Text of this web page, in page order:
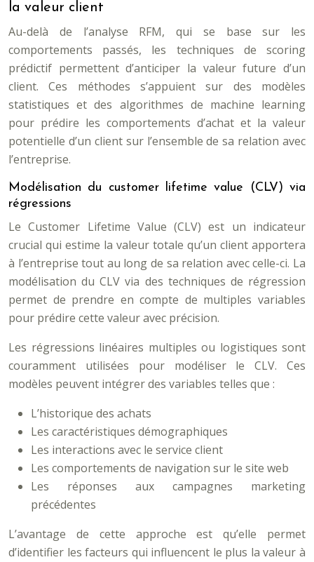
la valeur client
Au-delà de l’analyse RFM, qui se base sur les
comportements passés, les techniques de scoring
prédictif permettent d’anticiper la valeur future d’un
client. Ces méthodes s’appuient sur des modèles
statistiques et des algorithmes de machine learning
pour prédire les comportements d’achat et la valeur
potentielle d’un client sur l’ensemble de sa relation avec
l’entreprise.
Modélisation du customer lifetime value (CLV) via
régressions
Le Customer Lifetime Value (CLV) est un indicateur
crucial qui estime la valeur totale qu’un client apportera
à l’entreprise tout au long de sa relation avec celle-ci. La
modélisation du CLV via des techniques de régression
permet de prendre en compte de multiples variables
pour prédire cette valeur avec précision.
Les régressions linéaires multiples ou logistiques sont
couramment utilisées pour modéliser le CLV. Ces
modèles peuvent intégrer des variables telles que :
L’historique des achats
Les caractéristiques démographiques
Les interactions avec le service client
Les comportements de navigation sur le site web
Les réponses aux campagnes marketing
précédentes
L’avantage de cette approche est qu’elle permet
d’identifier les facteurs qui influencent le plus la valeur à